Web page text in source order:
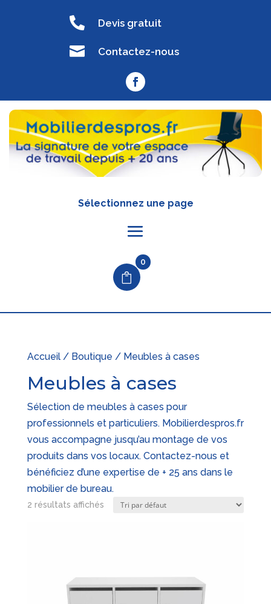
 Devis gratuit
 Contactez-nous
Sélectionnez une page
0
Accueil/ Boutique / Meubles à cases
Meubles à cases
Sélection de meubles à cases pour
professionnels et particuliers. Mobilierdespros.fr
vous accompagne jusqu’au montage de vos
produits dans vos locaux. Contactez-nous et
bénéficiez d’une expertise de + 25 ans dans le
mobilier de bureau.
2 résultats affichés